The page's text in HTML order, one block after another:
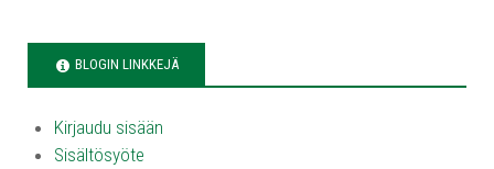
BLOGIN LINKKEJÄ
Kirjaudu sisään
Sisältösyöte